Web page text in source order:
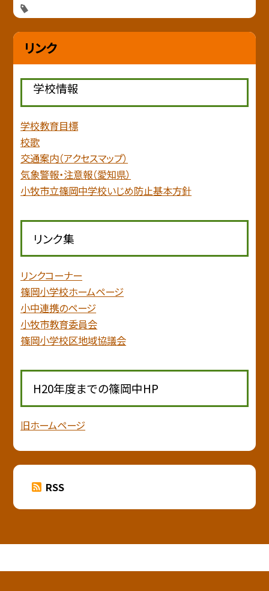
リンク
学校情報
学校教育目標
校歌
交通案内（アクセスマップ）
気象警報・注意報（愛知県）
小牧市立篠岡中学校いじめ防止基本方針
リンク集
リンクコーナー
篠岡小学校ホームページ
小中連携のページ
小牧市教育委員会
篠岡小学校区地域協議会
H20年度までの篠岡中HP
旧ホームページ
RSS